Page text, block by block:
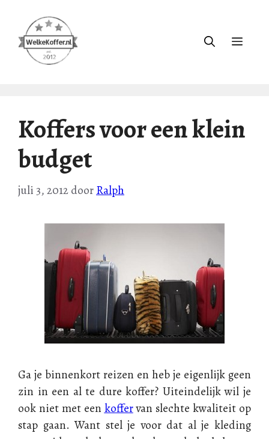
inhoud
Menu
Koffers voor een klein
budget
juli 3, 2012doorRalph
Ga je binnenkort reizen en heb je eigenlijk geen
zin in een al te dure koffer? Uiteindelijk wil je
ook niet met een koffervan slechte kwaliteit op
stap gaan. Want stel je voor dat al je kleding